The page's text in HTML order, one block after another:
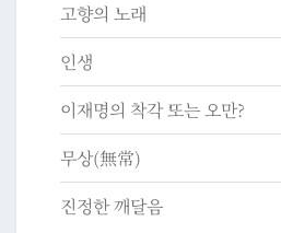
고향의 노래
인생
이재명의 착각 또는 오만?
무상(無常)
진정한 깨달음